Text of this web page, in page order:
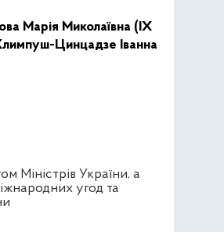
Марія Миколаївна (IX
Цинцадзе Іванна
Міністрів України, а
угод та